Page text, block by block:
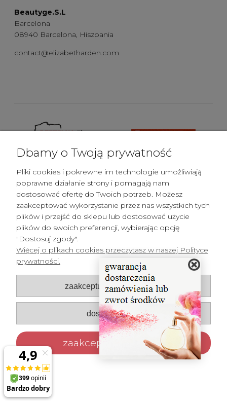
Beautyge.S.L
Barcelona
08940 Barcelona, Hiszpania
contact@elizabetharden.com
Pomoc
Płatności i dostawa
Moje konto
O nas
© Perfumeria Perfumy Marzeń. Wszelkie prawa zastrzeżone.
Strony internetowe Poznań
Dbamy o Twoją prywatność
Pliki cookies i pokrewne im technologie umożliwiają
poprawne działanie strony i pomagają nam
dostosować ofertę do Twoich potrzeb. Możesz
zaakceptować wykorzystanie przez nas wszystkich tych
plików i przejść do sklepu lub dostosować użycie
plików do swoich preferencji, wybierając opcję
"Dostosuj zgody".
Więcej o plikach cookies przeczytasz w naszej Polityce
prywatności.
zaakceptuj tylko niezbędne
dostosuj zgody
zaakceptuj wszystkie